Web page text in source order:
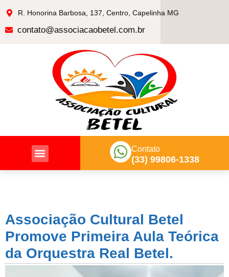
R. Honorina Barbosa, 137, Centro, Capelinha MG
contato@associacaobetel.com.br
Contato
(33) 99806-1338
Associação Cultural Betel
Promove Primeira Aula Teórica
da Orquestra Real Betel.